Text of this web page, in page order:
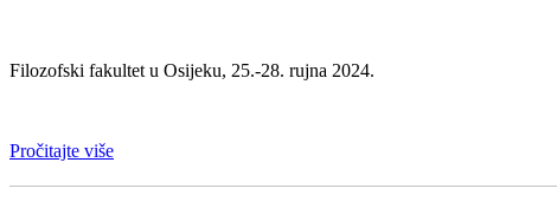
Filozofski fakultet u Osijeku, 25.-28. rujna 2024.
Pročitajte više